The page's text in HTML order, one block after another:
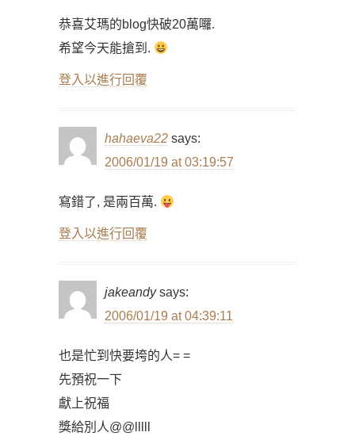
恭喜艾瑪的blog快破20萬囉.
希望今天能搶到.
登入以進行回覆
hahaeva22 says:
2006/01/19 at 03:19:57
寫錯了, 是兩百萬.
登入以進行回覆
jakeandy says:
2006/01/19 at 04:39:11
也是忙到快要垮的人= =
先預祝一下
獻上祝福
獎給別人@@lllll